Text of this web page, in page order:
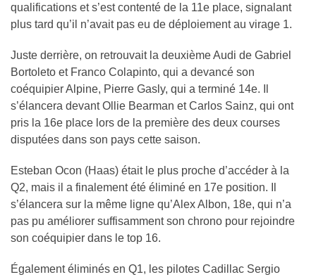
qualifications et s’est contenté de la 11e place, signalant
plus tard qu’il n’avait pas eu de déploiement au virage 1.
Juste derrière, on retrouvait la deuxième Audi de Gabriel
Bortoleto et Franco Colapinto, qui a devancé son
coéquipier Alpine, Pierre Gasly, qui a terminé 14e. Il
s’élancera devant Ollie Bearman et Carlos Sainz, qui ont
pris la 16e place lors de la première des deux courses
disputées dans son pays cette saison.
Esteban Ocon (Haas) était le plus proche d’accéder à la
Q2, mais il a finalement été éliminé en 17e position. Il
s’élancera sur la même ligne qu’Alex Albon, 18e, qui n’a
pas pu améliorer suffisamment son chrono pour rejoindre
son coéquipier dans le top 16.
Également éliminés en Q1, les pilotes Cadillac Sergio